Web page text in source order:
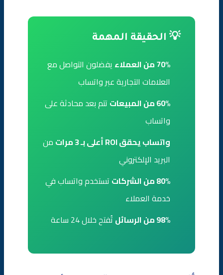
💡 الحقيقة المهمة
70% من العملاء
يفضلون التواصل مع
العلامات التجارية عبر واتساب
60% من المبيعات
تتم بعد محادثة على
واتساب
واتساب يحقق ROI أعلى بـ 3 مرات
من
البريد الإلكتروني
80% من الشركات
تستخدم واتساب في
خدمة العملاء
98% من الرسائل
تُفتح خلال 24 ساعة